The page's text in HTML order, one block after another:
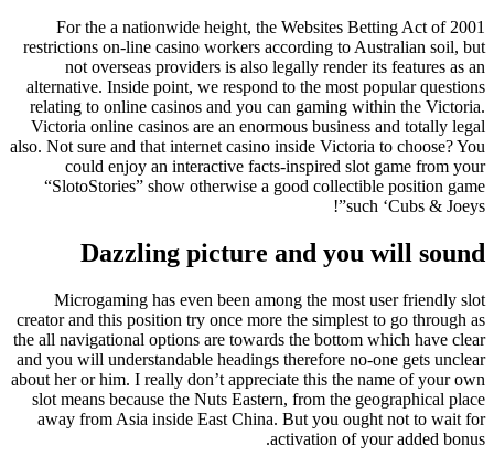
For the a nationwide height, the Websites Betting Act of 2001
restrictions on-line casino workers according to Australian soil, but
not overseas providers is also legally render its features as an
alternative. Inside point, we respond to the most popular questions
relating to online casinos and you can gaming within the Victoria.
Victoria online casinos are an enormous business and totally legal
also. Not sure and that internet casino inside Victoria to choose? You
could enjoy an interactive facts-inspired slot game from your
“SlotoStories” show otherwise a good collectible position game
such ‘Cubs & Joeys”!
Dazzling picture and you will sound
Microgaming has even been among the most user friendly slot
creator and this position try once more the simplest to go through as
the all navigational options are towards the bottom which have clear
and you will understandable headings therefore no-one gets unclear
about her or him. I really don’t appreciate this the name of your own
slot means because the Nuts Eastern, from the geographical place
away from Asia inside East China. But you ought not to wait for
activation of your added bonus.